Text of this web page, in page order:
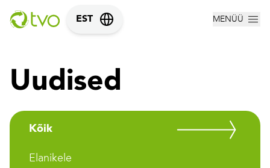
EST MENÜÜ
Uudised
Kõik
Elanikele